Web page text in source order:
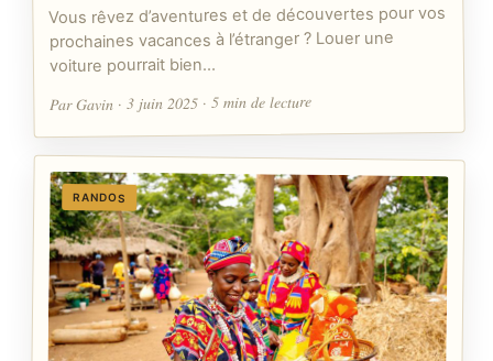
Vous rêvez d’aventures et de découvertes pour vos
prochaines vacances à l’étranger ? Louer une
voiture pourrait bien…
Par Gavin · 3 juin 2025 · 5 min de lecture
RANDOS